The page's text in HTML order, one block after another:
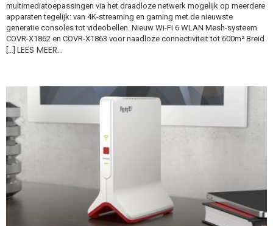
multimediatoepassingen via het draadloze netwerk mogelijk op meerdere
apparaten tegelijk: van 4K-streaming en gaming met de nieuwste
generatie consoles tot videobellen. Nieuw Wi-Fi 6 WLAN Mesh-systeem
COVR-X1862 en COVR-X1863 voor naadloze connectiviteit tot 600m² Breid
[…] LEES MEER…